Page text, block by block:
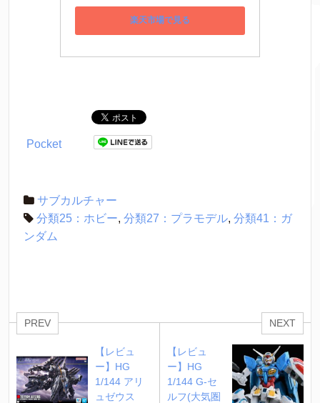
楽天市場で見る
Pocket
サブカルチャー
分類25：ホビー, 分類27：プラモデル, 分類41：ガ
ンダム
PREV
【レビュ
ー】HG
1/144 アリ
ュゼウス
NEXT
【レビュ
ー】HG
1/144 G-セ
ルフ(大気圏